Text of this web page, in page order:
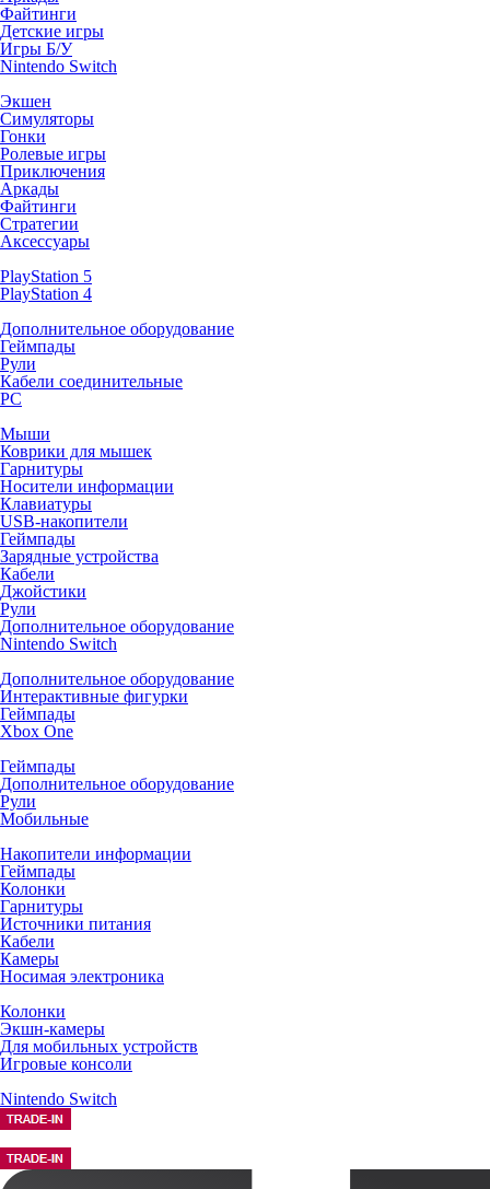
Файтинги
Детские игры
Игры Б/У
Nintendo Switch
Экшен
Симуляторы
Гонки
Ролевые игры
Приключения
Аркады
Файтинги
Стратегии
Аксессуары
PlayStation 5
PlayStation 4
Дополнительное оборудование
Геймпады
Рули
Кабели соединительные
PC
Мыши
Коврики для мышек
Гарнитуры
Носители информации
Клавиатуры
USB-накопители
Геймпады
Зарядные устройства
Кабели
Джойстики
Рули
Дополнительное оборудование
Nintendo Switch
Дополнительное оборудование
Интерактивные фигурки
Геймпады
Xbox One
Геймпады
Дополнительное оборудование
Рули
Мобильные
Накопители информации
Геймпады
Колонки
Гарнитуры
Источники питания
Кабели
Камеры
Носимая электроника
Колонки
Экшн-камеры
Для мобильных устройств
Игровые консоли
Nintendo Switch